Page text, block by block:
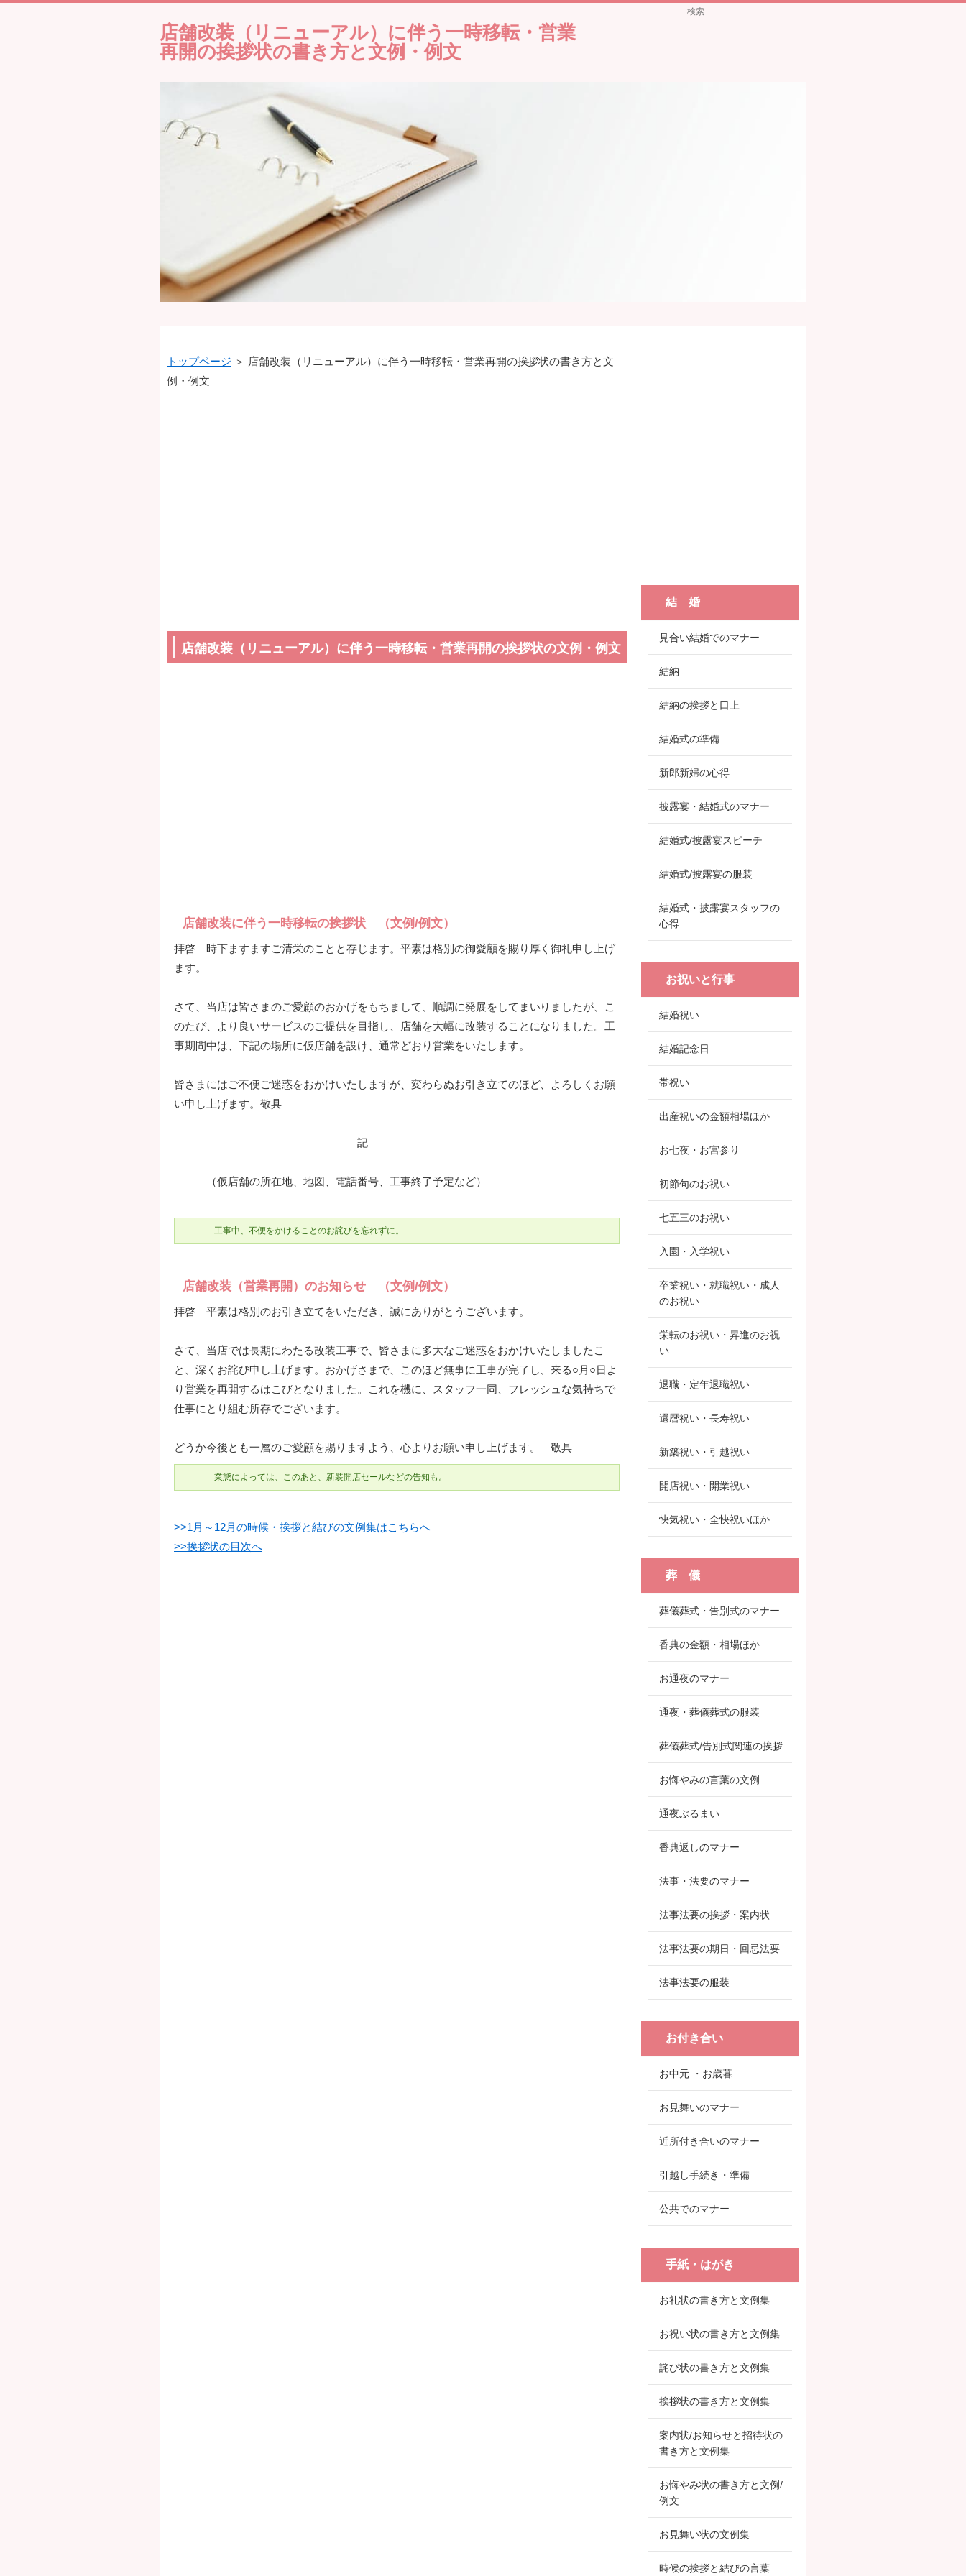
店舗改装（リニューアル）に伴う一時移転・営業
再開の挨拶状の書き方と文例・例文
トップページ ＞ 店舗改装（リニューアル）に伴う一時移転・営業再開の挨拶状の書き方と文
例・例文
店舗改装（リニューアル）に伴う一時移転・営業再開の挨拶状の文例・例文
店舗改装に伴う一時移転の挨拶状 （文例/例文）
拝啓 時下ますますご清栄のことと存じます。平素は格別の御愛顧を賜り厚く御礼申し上げ
ます。
さて、当店は皆さまのご愛顧のおかげをもちまして、順調に発展をしてまいりましたが、こ
のたび、より良いサービスのご提供を目指し、店舗を大幅に改装することになりました。工
事期間中は、下記の場所に仮店舗を設け、通常どおり営業をいたします。
皆さまにはご不便ご迷惑をおかけいたしますが、変わらぬお引き立てのほど、よろしくお願
い申し上げます。敬具
記
（仮店舗の所在地、地図、電話番号、工事終了予定など）
工事中、不便をかけることのお詫びを忘れずに。
店舗改装（営業再開）のお知らせ （文例/例文）
拝啓 平素は格別のお引き立てをいただき、誠にありがとうございます。
さて、当店では長期にわたる改装工事で、皆さまに多大なご迷惑をおかけいたしましたこ
と、深くお詫び申し上げます。おかげさまで、このほど無事に工事が完了し、来る○月○日よ
り営業を再開するはこびとなりました。これを機に、スタッフ一同、フレッシュな気持ちで
仕事にとり組む所存でございます。
どうか今後とも一層のご愛顧を賜りますよう、心よりお願い申し上げます。 敬具
業態によっては、このあと、新装開店セールなどの告知も。
>>1月～12月の時候・挨拶と結びの文例集はこちらへ
>>挨拶状の目次へ
結 婚
見合い結婚でのマナー
結納
結納の挨拶と口上
結婚式の準備
新郎新婦の心得
披露宴・結婚式のマナー
結婚式/披露宴スピーチ
結婚式/披露宴の服装
結婚式・披露宴スタッフの
心得
お祝いと行事
結婚祝い
結婚記念日
帯祝い
出産祝いの金額相場ほか
お七夜・お宮参り
初節句のお祝い
七五三のお祝い
入園・入学祝い
卒業祝い・就職祝い・成人
のお祝い
栄転のお祝い・昇進のお祝
い
退職・定年退職祝い
還暦祝い・長寿祝い
新築祝い・引越祝い
開店祝い・開業祝い
快気祝い・全快祝いほか
葬 儀
葬儀葬式・告別式のマナー
香典の金額・相場ほか
お通夜のマナー
通夜・葬儀葬式の服装
葬儀葬式/告別式関連の挨拶
お悔やみの言葉の文例
通夜ぶるまい
香典返しのマナー
法事・法要のマナー
法事法要の挨拶・案内状
法事法要の期日・回忌法要
法事法要の服装
お付き合い
お中元 ・お歳暮
お見舞いのマナー
近所付き合いのマナー
引越し手続き・準備
公共でのマナー
手紙・はがき
お礼状の書き方と文例集
お祝い状の書き方と文例集
詫び状の書き方と文例集
挨拶状の書き方と文例集
案内状/お知らせと招待状の
書き方と文例集
お悔やみ状の書き方と文例/
例文
お見舞い状の文例集
時候の挨拶と結びの言葉